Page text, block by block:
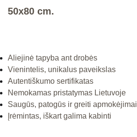
50x80 cm.
Aliejinė tapyba ant drobės
Vienintelis, unikalus paveikslas
Autentiškumo sertifikatas
Nemokamas pristatymas Lietuvoje
Saugūs, patogūs ir greiti apmokėjimai
Įrėmintas, iškart galima kabinti